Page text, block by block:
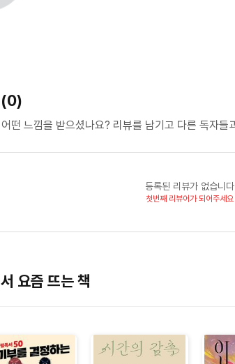
(0)
떤 느낌을 받으셨나요? 리뷰를 남기고 다른 독자들
등록된 리뷰가 없습니다
첫번째 리뷰어가 되어주세요
요즘 뜨는 책